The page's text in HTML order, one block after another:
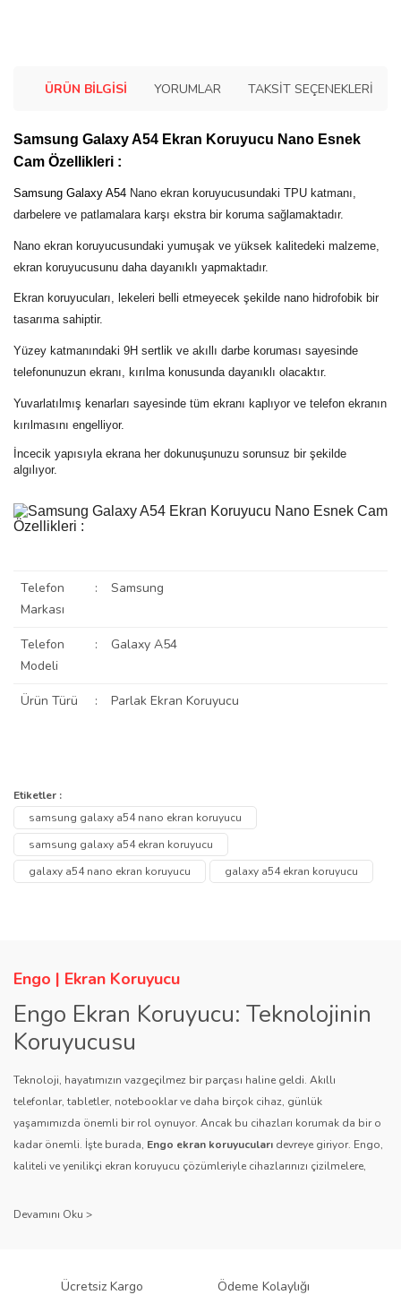
ÜRÜN BILGISI YORUMLAR TAKSIT SEÇENEKLERI
Samsung Galaxy A54 Ekran Koruyucu Nano Esnek
Cam Özellikleri :
Samsung Galaxy A54 Nano ekran koruyucusundaki TPU katmanı,
darbelere ve patlamalara karşı ekstra bir koruma sağlamaktadır.
Nano ekran koruyucusundaki yumuşak ve yüksek kalitedeki malzeme,
ekran koruyucusunu daha dayanıklı yapmaktadır.
Ekran koruyucuları, lekeleri belli etmeyecek şekilde nano hidrofobik bir
tasarıma sahiptir.
Yüzey katmanındaki 9H sertlik ve akıllı darbe koruması sayesinde
telefonunuzun ekranı, kırılma konusunda dayanıklı olacaktır.
Yuvarlatılmış kenarları sayesinde tüm ekranı kaplıyor ve telefon ekranın
kırılmasını engelliyor.
İncecik yapısıyla ekrana her dokunuşunuzu sorunsuz bir şekilde
algılıyor.
Telefon
Markası
: Samsung
Telefon
Modeli
: Galaxy A54
Ürün Türü : Parlak Ekran Koruyucu
Yorum Yaz
tarafımıza iletebilirsiniz.
Görüş ve önerileriniz için teşekkür ederiz.
Ürün resmi kalitesiz, bozuk veya görüntülenemiyor.
Ürün fiyatı diğer sitelerden daha pahalı.
Bu ürüne benzer farklı alternatifler olmalı.
Gönder
Soru Sor
Etiketler :
samsung galaxy a54 nano ekran koruyucu
samsung galaxy a54 ekran koruyucu
galaxy a54 nano ekran koruyucu
galaxy a54 ekran koruyucu
Engo | Ekran Koruyucu
Engo Ekran Koruyucu: Teknolojinin
Koruyucusu
Teknoloji, hayatımızın vazgeçilmez bir parçası haline geldi. Akıllı
telefonlar, tabletler, notebooklar ve daha birçok cihaz, günlük
yaşamımızda önemli bir rol oynuyor. Ancak bu cihazları korumak da bir o
kadar önemli. İşte burada, Engo ekran koruyucuları devreye giriyor. Engo,
kaliteli ve yenilikçi ekran koruyucu çözümleriyle cihazlarınızı çizilmelere,
sağlıyor.
Engo ekran koruyucuları
, uzun yıllara dayanan tecrübesi ve teknolojiye
Ücretsiz Kargo Ödeme Kolaylığı